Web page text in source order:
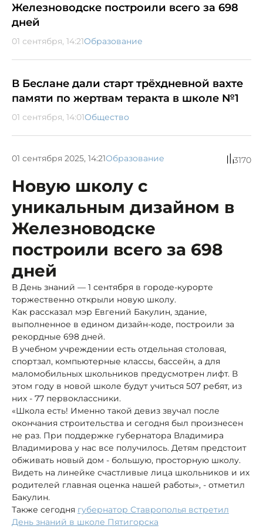
Железноводске построили всего за 698
дней
01 сентября, 14:21Образование
В Беслане дали старт трёхдневной вахте
памяти по жертвам теракта в школе №1
01 сентября, 14:01Общество
01 сентября 2025, 14:21Образование 3170
Новую школу с
уникальным дизайном в
Железноводске
построили всего за 698
дней
В День знаний — 1 сентября в городе-курорте
торжественно открыли новую школу.
Как рассказал мэр Евгений Бакулин, здание,
выполненное в едином дизайн-коде, построили за
рекордные 698 дней.
В учебном учреждении есть отдельная столовая,
спортзал, компьютерные классы, бассейн, а для
маломобильных школьников предусмотрен лифт. В
этом году в новой школе будут учиться 507 ребят, из
них - 77 первоклассники.
«Школа есть! Именно такой девиз звучал после
окончания строительства и сегодня был произнесен
не раз. При поддержке губернатора Владимира
Владимирова у нас все получилось. Детям предстоит
обживать новый дом - большую, просторную школу.
Видеть на линейке счастливые лица школьников и их
родителей главная оценка нашей работы», - отметил
Бакулин.
Также сегодня губернатор Ставрополья встретил
День знаний в школе Пятигорска